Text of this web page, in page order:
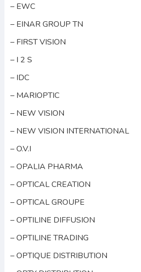
– EWC
– EINAR GROUP TN
– FIRST VISION
– I 2 S
– IDC
– MARIOPTIC
– NEW VISION
– NEW VISION INTERNATIONAL
– O.V.I
– OPALIA PHARMA
– OPTICAL CREATION
– OPTICAL GROUPE
– OPTILINE DIFFUSION
– OPTILINE TRADING
– OPTIQUE DISTRIBUTION